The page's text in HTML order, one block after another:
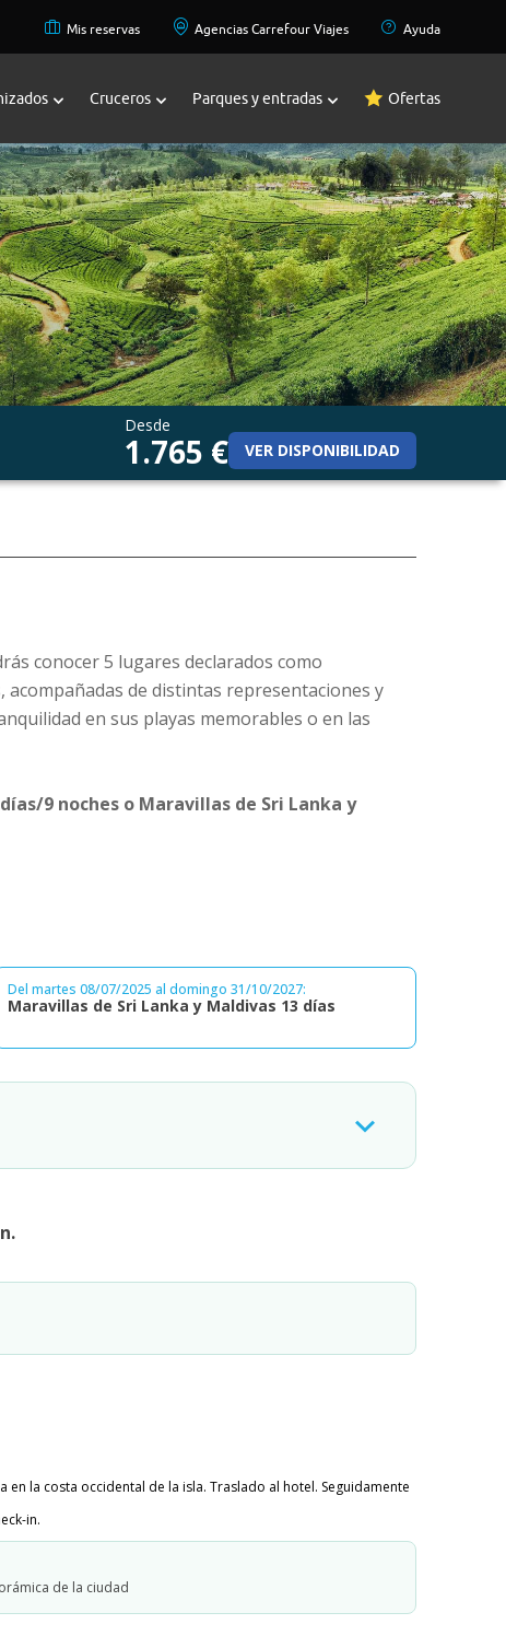
Mis reservas Agencias Carrefour Viajes Ayuda
Cruceros Parques y entradas Ofertas
Desde
1.765 € VER DISPONIBILIDAD
conocer 5 lugares declarados como
de distintas representaciones y
en sus playas memorables o en las
9 noches o Maravillas de Sri Lanka y
Del martes 08/07/2025 al domingo 31/10/2027:
Maravillas de Sri Lanka y Maldivas 13 días
la costa occidental de la isla. Traslado al hotel. Seguidamente
in.
de la ciudad